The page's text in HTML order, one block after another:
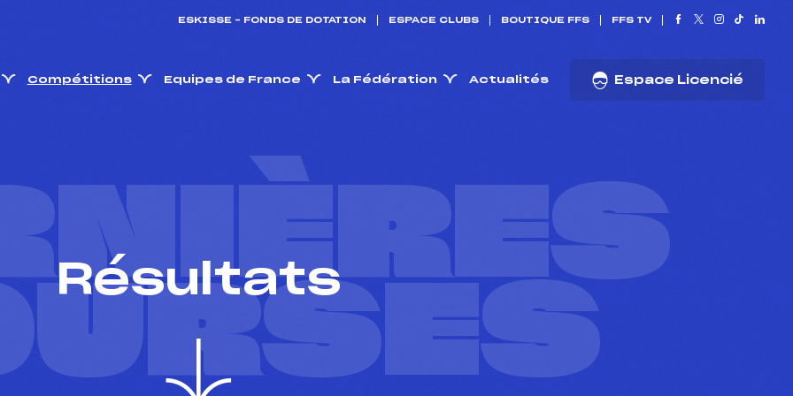
ESKISSE – FONDS DE DOTATION ESPACE CLUBS BOUTIQUE FFS FFS TV
Compétitions Equipes de France La Fédération Actualités Espace Licencié
Résultats